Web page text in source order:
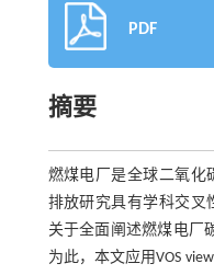
PDF
摘要
燃煤电厂是全球二氧化
排放研究具有学科交叉
关于全面阐述燃煤电厂
为此，本文应用VOS